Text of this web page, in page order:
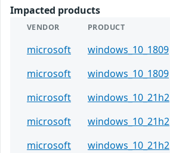
Impacted products
VENDOR PRODUCT
microsoft windows_10_1809
microsoft
windows_10_1809
microsoft
windows_10_21h2
microsoft
windows_10_21h2
microsoft
windows_10_21h2